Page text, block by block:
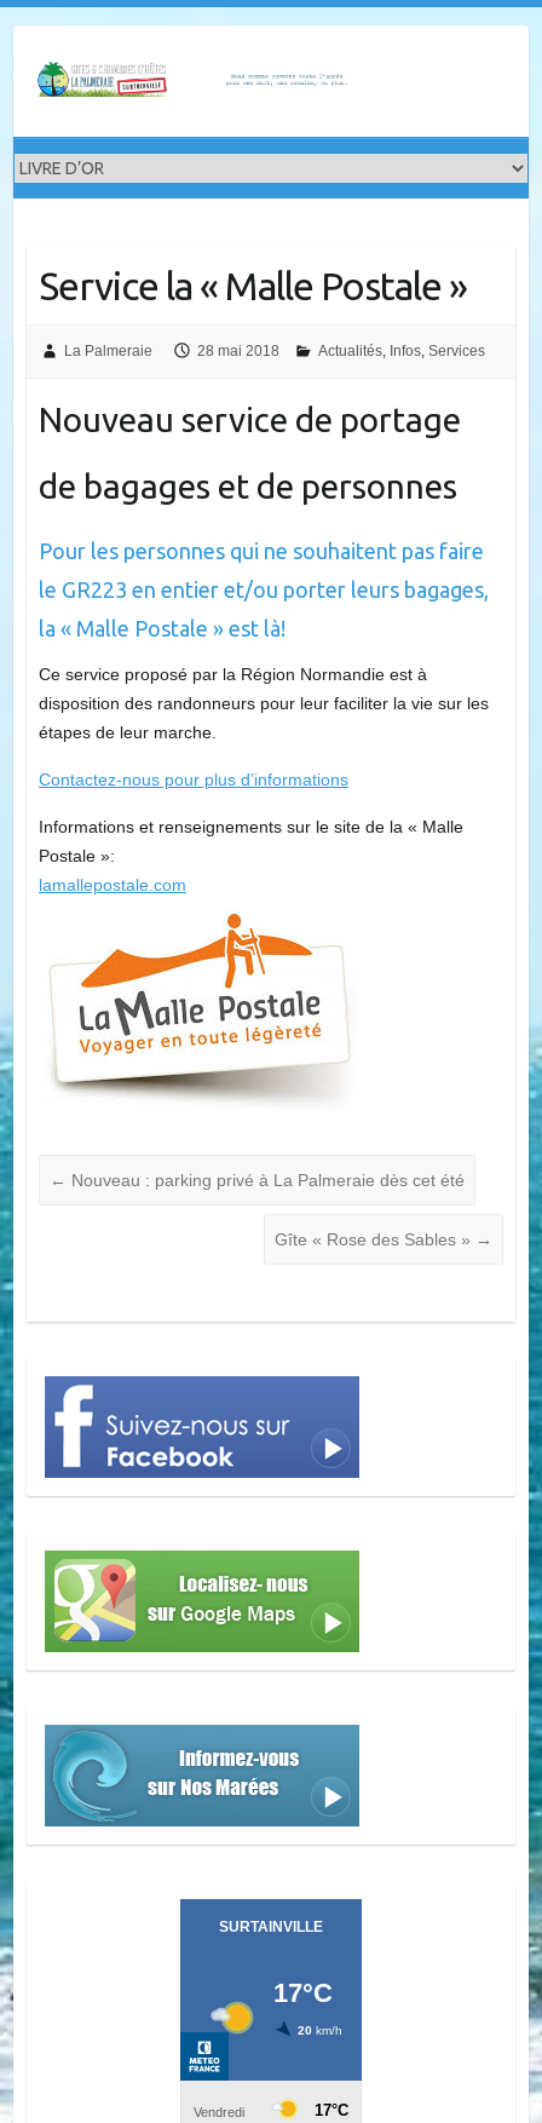
content
Service la « Malle Postale »
La Palmeraie 28 mai 2018 Actualités, Infos, Services
Nouveau service de portage
de bagages et de personnes
Pour les personnes qui ne souhaitent pas faire
le GR223 en entier et/ou porter leurs bagages,
la « Malle Postale » est là!
Ce service proposé par la Région Normandie est à
disposition des randonneurs pour leur faciliter la vie sur les
étapes de leur marche.
Contactez-nous pour plus d’informations
Informations et renseignements sur le site de la « Malle
Postale »:
lamallepostale.com
← Nouveau : parking privé à La Palmeraie dès cet été
Gîte « Rose des Sables » →